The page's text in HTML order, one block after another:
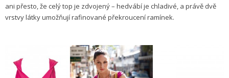
ani přesto, že celý top je zdvojený – hedvábí je chladivé, a právě dvě
vrstvy látky umožňují rafinované překroucení ramínek.